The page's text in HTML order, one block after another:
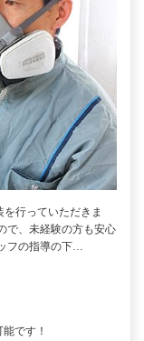
行っていただきま
で、未経験の方も安心
フの指導の下…
です！